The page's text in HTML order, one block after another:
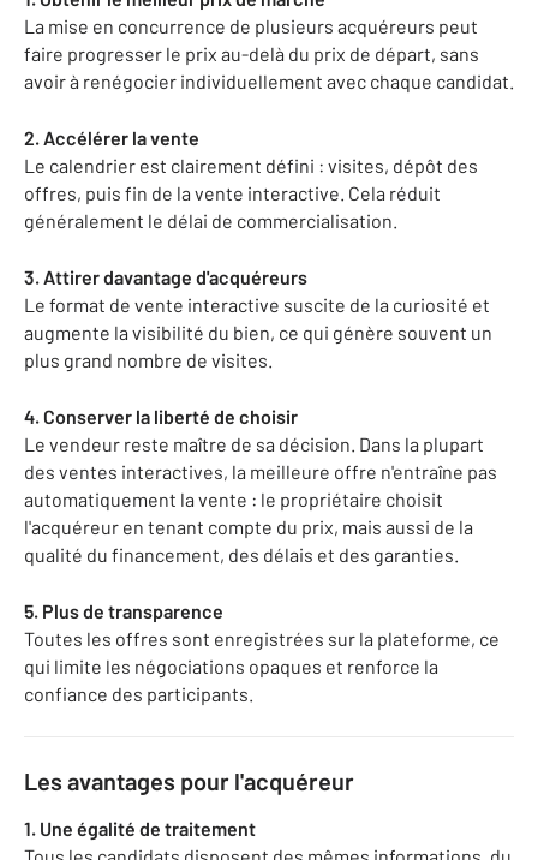
La mise en concurrence de plusieurs acquéreurs peut
faire progresser le prix au-delà du prix de départ, sans
avoir à renégocier individuellement avec chaque candidat.
2. Accélérer la vente
Le calendrier est clairement défini : visites, dépôt des
offres, puis fin de la vente interactive. Cela réduit
généralement le délai de commercialisation.
3. Attirer davantage d'acquéreurs
Le format de vente interactive suscite de la curiosité et
augmente la visibilité du bien, ce qui génère souvent un
plus grand nombre de visites.
4. Conserver la liberté de choisir
Le vendeur reste maître de sa décision. Dans la plupart
des ventes interactives, la meilleure offre n'entraîne pas
automatiquement la vente : le propriétaire choisit
l'acquéreur en tenant compte du prix, mais aussi de la
qualité du financement, des délais et des garanties.
5. Plus de transparence
Toutes les offres sont enregistrées sur la plateforme, ce
qui limite les négociations opaques et renforce la
confiance des participants.
Les avantages pour l'acquéreur
1. Une égalité de traitement